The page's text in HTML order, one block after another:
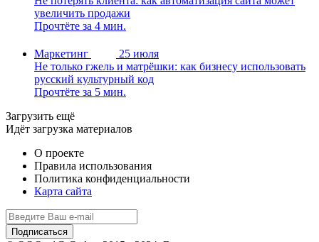
увеличить продажи
Прочтёте за 4 мин.
Маркетинг
25 июля
Не только гжель и матрёшки: как бизнесу использовать
русский культурный код
Прочтёте за 5 мин.
Загрузить ещё
Идёт загрузка материалов
О проекте
Правила использования
Политика конфиденциальности
Карта сайта